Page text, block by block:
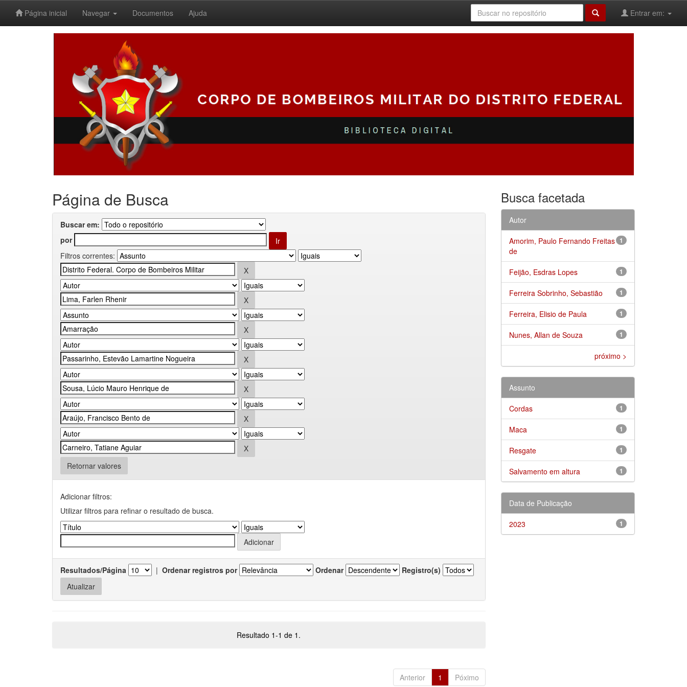
Página inicial Navegar Documentos Ajuda Entrar em:
Página de Busca
Buscar em:
por
Filtros correntes:
Retornar valores
Adicionar filtros:
Utilizar filtros para refinar o resultado de busca.
Resultados/Página | Ordenar registros por Ordenar Registro(s)
Resultado 1-1 de 1.
Anterior 1 Póximo
Busca facetada
Autor
1
Amorim, Paulo Fernando Freitas
de
1
Feijão, Esdras Lopes
1
Ferreira Sobrinho, Sebastião
1
Ferreira, Elisio de Paula
1
Nunes, Allan de Souza
próximo >
Assunto
1
Cordas
1
Maca
1
Resgate
1
Salvamento em altura
Data de Publicação
1
2023